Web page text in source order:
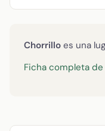
Chorrillo es una
Ficha completa